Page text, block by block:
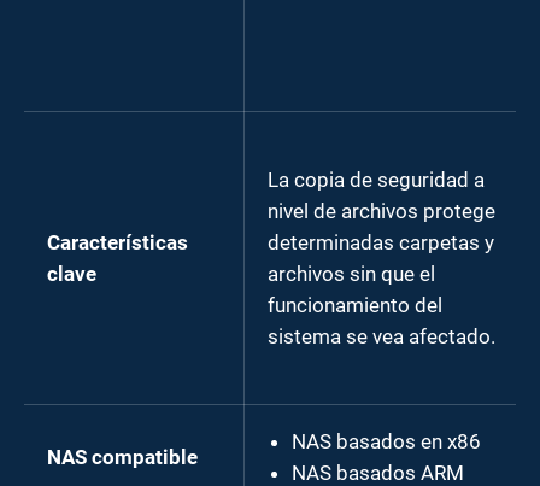
Características
clave
La copia de seguridad a
nivel de archivos protege
determinadas carpetas y
archivos sin que el
funcionamiento del
sistema se vea afectado.
NAS compatible
NAS basados en x86
NAS basados ARM